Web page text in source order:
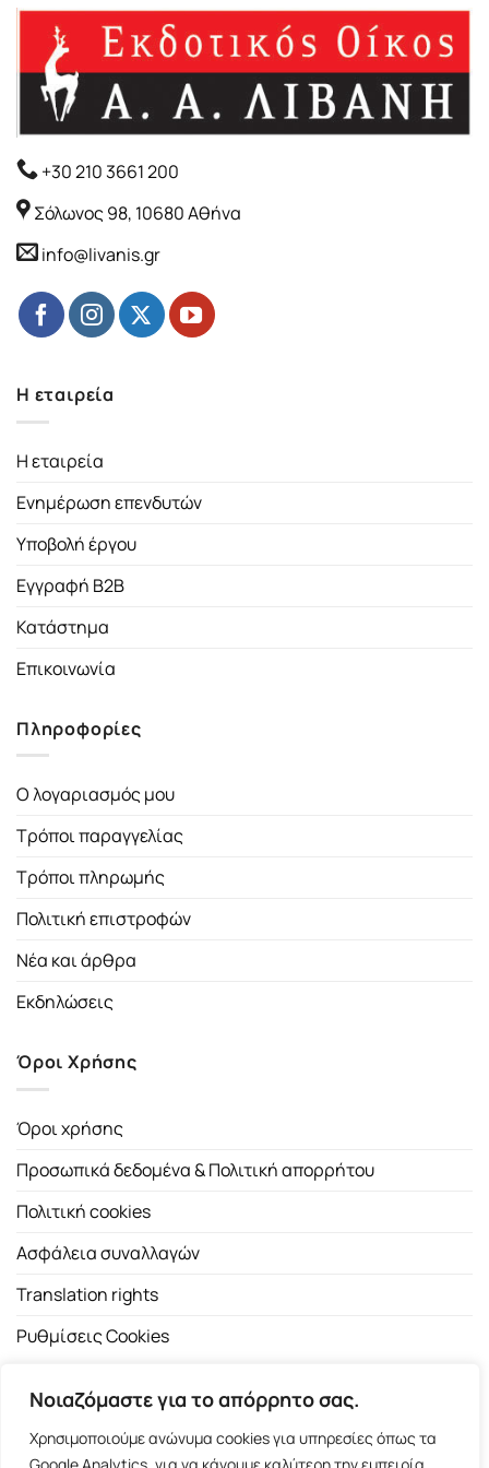
Νοιαζόμαστε για το απόρρητο σας.
Χρησιμοποιούμε ανώνυμα cookies για υπηρεσίες όπως τα
+30 210 3661 200
Σόλωνος 98, 10680 Αθήνα
info@livanis.gr
Η εταιρεία
Η εταιρεία
Ενημέρωση επενδυτών
Υποβολή έργου
Εγγραφή B2B
Κατάστημα
Επικοινωνία
Πληροφορίες
Ο λογαριασμός μου
Τρόποι παραγγελίας
Τρόποι πληρωμής
Πολιτική επιστροφών
Νέα και άρθρα
Εκδηλώσεις
Όροι Χρήσης
Όροι χρήσης
Προσωπικά δεδομένα & Πολιτική απορρήτου
Πολιτική cookies
Ασφάλεια συναλλαγών
Translation rights
Ρυθμίσεις Cookies